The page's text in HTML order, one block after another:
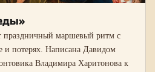
праздничный маршевый ритм с
и потерях. Написана Давидом
Владимира Харитонова к